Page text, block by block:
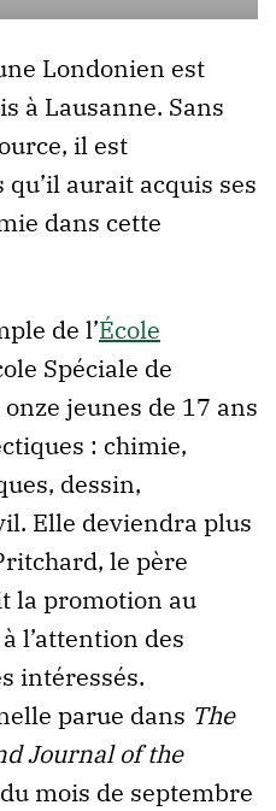
Londonien est
à Lausanne. Sans
il est
aurait acquis ses
dans cette
de l’École
Spéciale de
jeunes de 17 ans
: chimie,
dessin,
Elle deviendra plus
le père
la promotion au
l’attention des
intéressés.
parue dans The
Journal of the
mois de septembre